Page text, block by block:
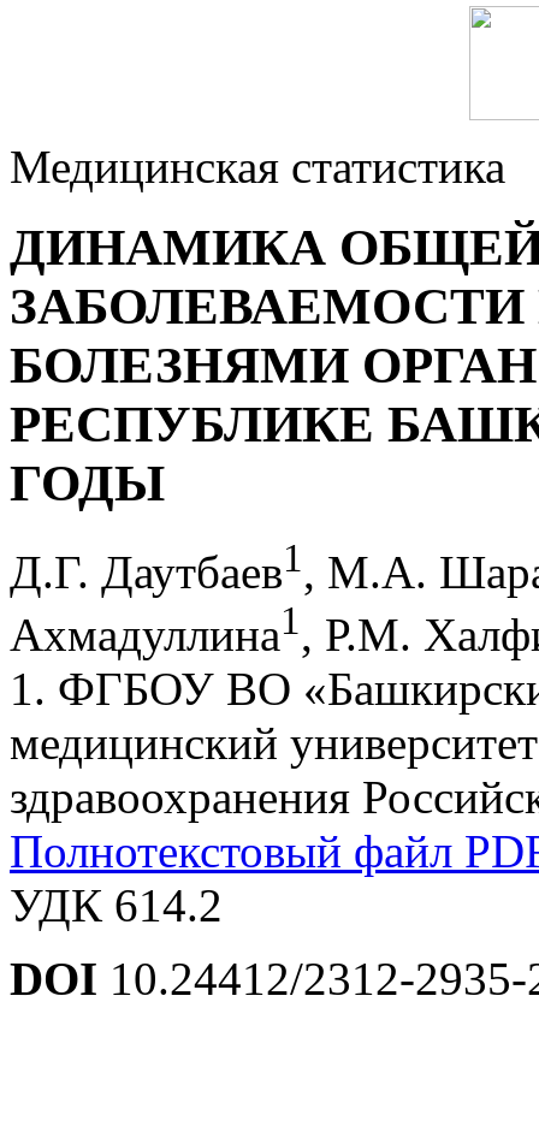
Медицинская статистика
ДИНАМИКА
БОЛЕЗНЯМИ
РЕСПУБЛИКЕ
ГОДЫ
Д.Г. Даутбаев1, М.А.
Ахмадуллина1, Р.М.
1. ФГБОУ ВО
медицинский
здравоохранения
Полнотекстовый файл
УДК 614.2
DOI 10.24412/2312-